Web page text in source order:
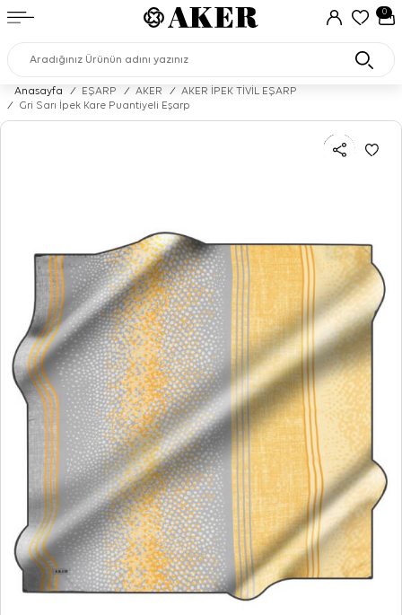
0
Anasayfa / EŞARP / AKER /
AKER İPEK TİVİL EŞARP
/
Gri Sarı İpek Kare Puantiyeli Eşarp